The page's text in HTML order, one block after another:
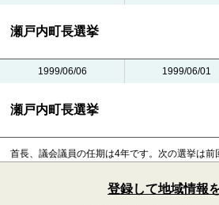
瀬戸内町長選挙
1999/06/06 1999/06/01
瀬戸内町長選挙
首長、議会議員の任期は4年です。 次の選挙は前
登録して地域情報